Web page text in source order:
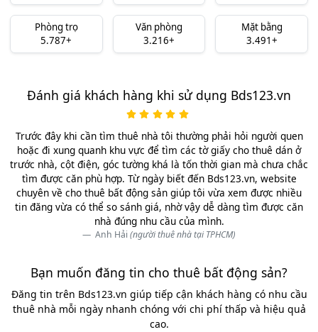
Phòng trọ
5.787+
Văn phòng
3.216+
Mặt bằng
3.491+
Đánh giá khách hàng khi sử dụng Bds123.vn
Trước đây khi cần tìm thuê nhà tôi thường phải hỏi người quen
hoặc đi xung quanh khu vực để tìm các tờ giấy cho thuê dán ở
trước nhà, cột điện, góc tường khá là tốn thời gian mà chưa chắc
tìm được căn phù hợp. Từ ngày biết đến Bds123.vn, website
chuyên về cho thuê bất động sản giúp tôi vừa xem được nhiều
tin đăng vừa có thể so sánh giá, nhờ vậy dễ dàng tìm được căn
nhà đúng nhu cầu của mình.
Anh Hải (người thuê nhà tại TPHCM)
Bạn muốn đăng tin cho thuê bất động sản?
Đăng tin trên Bds123.vn giúp tiếp cận khách hàng có nhu cầu
thuê nhà mỗi ngày nhanh chóng với chi phí thấp và hiệu quả
cao.